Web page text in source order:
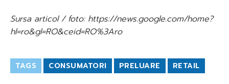
Sursa articol / foto: https://news.google.com/home?
hl=ro&gl=RO&ceid=RO%3Aro
TAGS CONSUMATORI PRELUARE RETAIL